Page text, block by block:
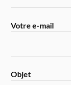
Votre e-mail
Objet